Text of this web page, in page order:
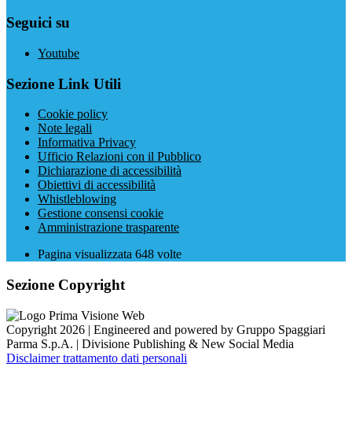
Seguici su
Youtube
Sezione Link Utili
Cookie policy
Note legali
Informativa Privacy
Ufficio Relazioni con il Pubblico
Dichiarazione di accessibilità
Obiettivi di accessibilità
Whistleblowing
Gestione consensi cookie
Amministrazione trasparente
Pagina visualizzata 648 volte
Sezione Copyright
Copyright 2026 | Engineered and powered by Gruppo Spaggiari
Parma S.p.A. | Divisione Publishing & New Social Media
Disclaimer trattamento dati personali